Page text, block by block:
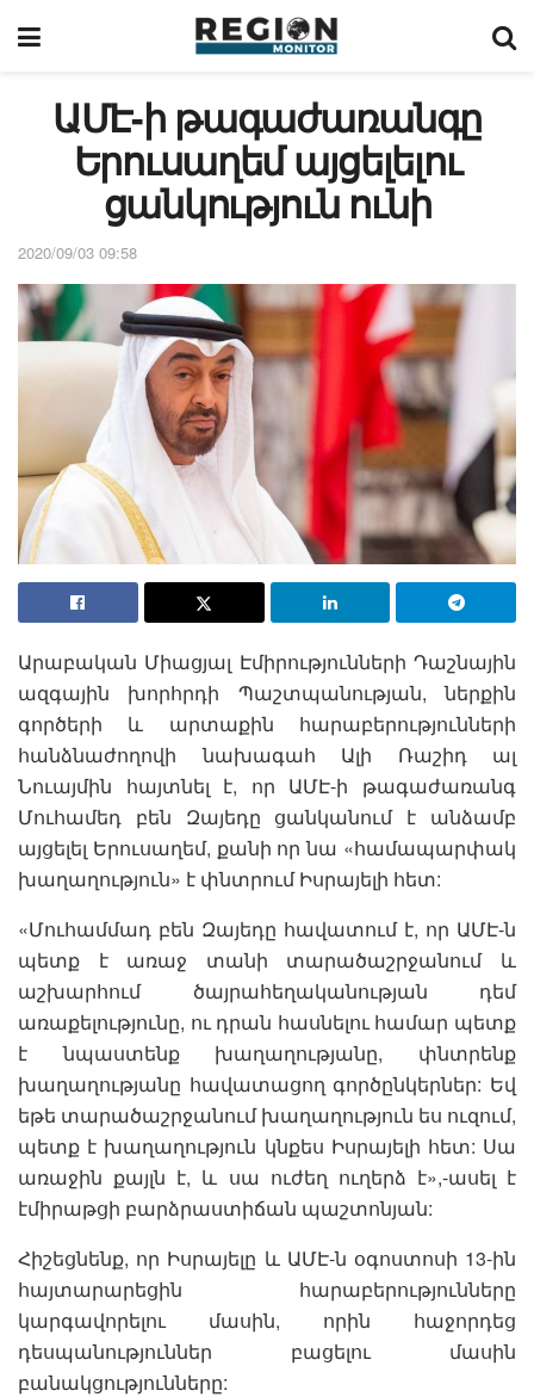
ԱՄԷ-ի թագաժառանգը
Երուսաղեմ այցելելու
ցանկություն ունի
2020/09/03 09:58
Արաբական Միացյալ Էմիրությունների Դաշնային
ազգային խորհրդի Պաշտպանության, ներքին
գործերի և արտաքին հարաբերությունների
հանձնաժողովի նախագահ Ալի Ռաշիդ ալ
Նուայմին հայտնել է, որ ԱՄԷ-ի թագաժառանգ
Մուհամեդ բեն Զայեդը ցանկանում է անձամբ
այցելել Երուսաղեմ, քանի որ նա «համապարփակ
խաղաղություն» է փնտրում Իսրայելի հետ:
«Մուհամմադ բեն Զայեդը հավատում է, որ ԱՄԷ-ն
պետք է առաջ տանի տարածաշրջանում և
աշխարհում ծայրահեղականության դեմ
առաքելությունը, ու դրան հասնելու համար պետք
է նպաստենք խաղաղությանը, փնտրենք
խաղաղությանը հավատացող գործընկերներ: Եվ
եթե տարածաշրջանում խաղաղություն ես ուզում,
պետք է խաղաղություն կնքես Իսրայելի հետ: Սա
առաջին քայլն է, և սա ուժեղ ուղերձ է»,-ասել է
էմիրաթցի բարձրաստիճան պաշտոնյան:
Հիշեցնենք, որ Իսրայելը և ԱՄԷ-ն օգոստոսի 13-ին
հայտարարեցին հարաբերությունները
կարգավորելու մասին, որին հաջորդեց
դեսպանություններ բացելու մասին
բանակցությունները: